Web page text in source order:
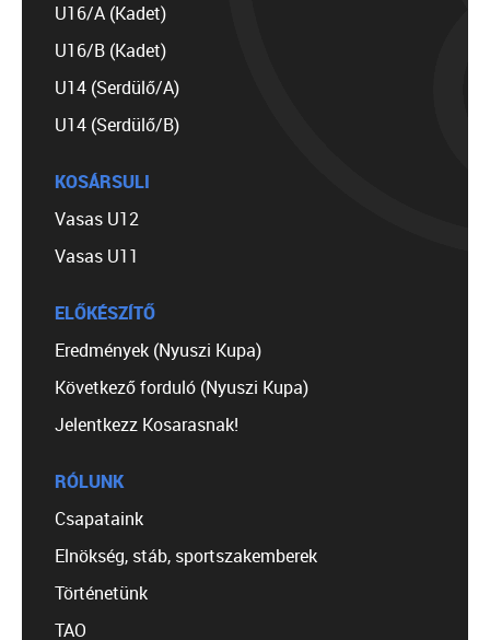
U16/A (Kadet)
U16/B (Kadet)
U14 (Serdülő/A)
U14 (Serdülő/B)
KOSÁRSULI
Vasas U12
Vasas U11
ELŐKÉSZÍTŐ
Eredmények (Nyuszi Kupa)
Következő forduló (Nyuszi Kupa)
Jelentkezz Kosarasnak!
RÓLUNK
Csapataink
Elnökség, stáb, sportszakemberek
Történetünk
TAO